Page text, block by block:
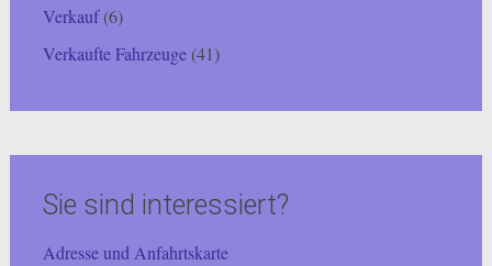
Verkauf(6)
Verkaufte Fahrzeuge(41)
Sie sind interessiert?
Adresse und Anfahrtskarte